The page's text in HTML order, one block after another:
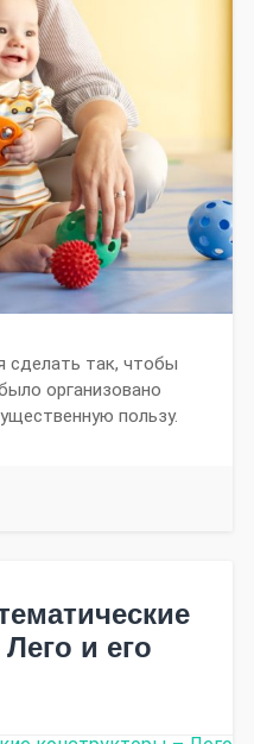
так, чтобы
организовано
пользу.
и его